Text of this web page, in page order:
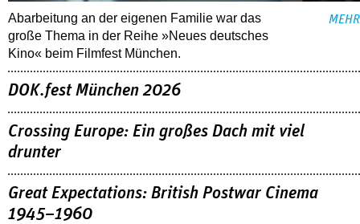
Abarbeitung an der eigenen Familie war das
große Thema in der Reihe »Neues deutsches
Kino« beim Filmfest München.
MEHR
DOK.fest München 2026
Crossing Europe: Ein großes Dach mit viel
drunter
Great Expectations: British Postwar Cinema
1945–1960